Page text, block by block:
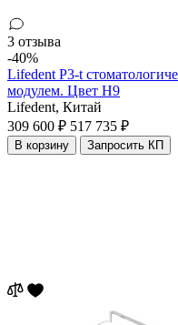
3 отзыва
-40%
Lifedent P3-t
модулем. Цвет H9
Lifedent, Китай
309 600 ₽ 517 735 ₽
В корзину Запросить КП